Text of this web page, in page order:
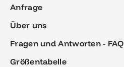
Anfrage
Über uns
Fragen und Antworten - FAQ
Größentabelle